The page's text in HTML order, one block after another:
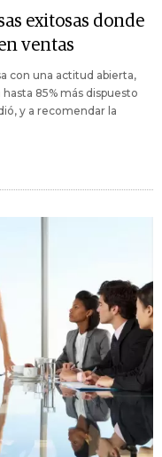
exitosas donde
ventas
con una actitud abierta,
85% más dispuesto
y a recomendar la